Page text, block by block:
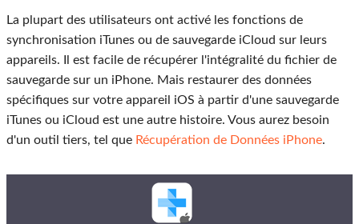
La plupart des utilisateurs ont activé les fonctions de
synchronisation iTunes ou de sauvegarde iCloud sur leurs
appareils. Il est facile de récupérer l'intégralité du fichier de
sauvegarde sur un iPhone. Mais restaurer des données
spécifiques sur votre appareil iOS à partir d'une sauvegarde
iTunes ou iCloud est une autre histoire. Vous aurez besoin
d'un outil tiers, tel que Récupération de Données iPhone.